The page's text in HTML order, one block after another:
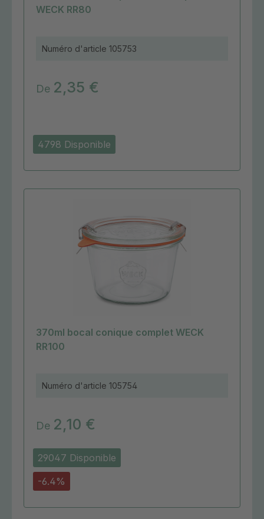
4798 Disponible
WECK RR80
Numéro d'article 105753
De 2,35 €
29047 Disponible
-6.4%
370ml bocal conique complet WECK
RR100
Numéro d'article 105754
De 2,10 €